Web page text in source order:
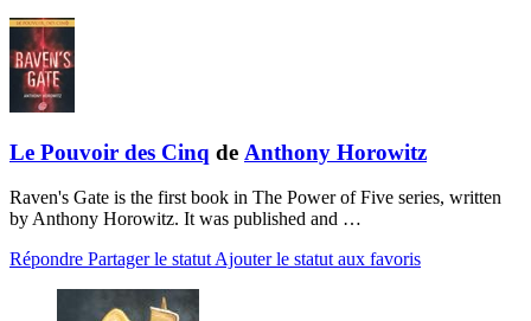
Le Pouvoir des Cinq de Anthony Horowitz
Raven's Gate is the first book in The Power of Five series, written
by Anthony Horowitz. It was published and …
Répondre Partager le statutAjouter le statut aux favoris